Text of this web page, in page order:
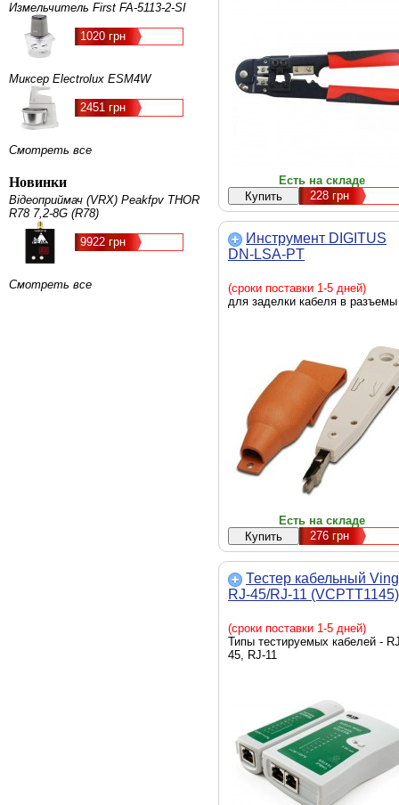
Измельчитель First FA-5113-2-SI
1020 грн
Миксер Electrolux ESM4W
2451 грн
Смотреть все
Новинки
Відеоприймач (VRX) Peakfpv THOR
R78 7,2-8G (R78)
9922 грн
Смотреть все
Есть на складе
228грн
Инструмент DIGITUS
DN-LSA-PT
(сроки поставки 1-5 дней)
для заделки кабеля в разъемы
Есть на складе
276грн
Тестер кабельный
RJ-45/RJ-11 (VCPTT1145)
(сроки поставки 1-5 дней)
Типы тестируемых кабелей -
45, RJ-11